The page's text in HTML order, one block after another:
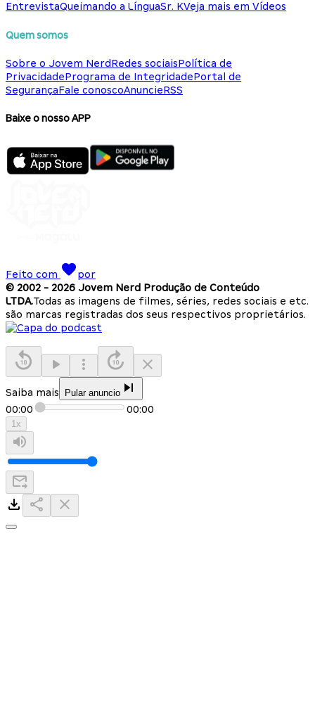
EntrevistaQueimando a LínguaSr. KVeja mais em Vídeos
Quem somos
Sobre o Jovem NerdRedes sociaisPolítica de
PrivacidadePrograma de IntegridadePortal de
SegurançaFale conoscoAnuncieRSS
Baixe o nosso APP
Feito com
por
© 2002 - 2026 Jovem Nerd Produção de Conteúdo
LTDA.Todas as imagens de filmes, séries, redes sociais e etc.
são marcas registradas dos seus respectivos proprietários.
Saiba mais Pular anuncio
00:00 00:00
1x